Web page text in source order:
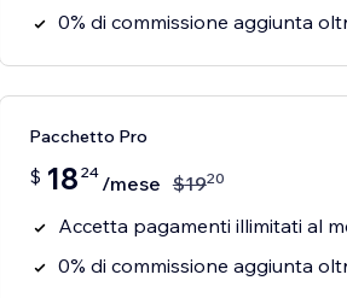
0% di commissione aggiunta
Pacchetto Pro
$ 18 24 /mese $1920
Accetta pagamenti illimitati al
0% di commissione aggiunta